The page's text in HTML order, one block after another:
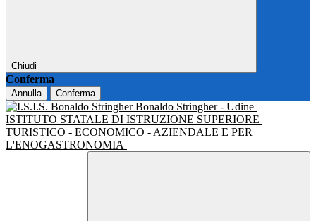
Chiudi
Conferma
Annulla Conferma
Bonaldo Stringher - Udine
ISTITUTO STATALE DI ISTRUZIONE SUPERIORE
TURISTICO - ECONOMICO - AZIENDALE E PER
L'ENOGASTRONOMIA